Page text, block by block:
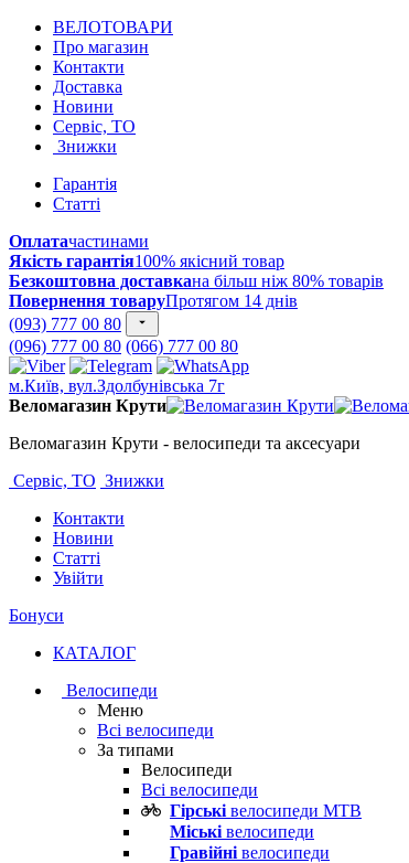
ВЕЛОТОВАРИ
Про магазин
Контакти
Доставка
Новини
Сервіс, ТО
Знижки
Гарантія
Статті
Оплатачастинами
Якість гарантія100% якісний товар
Безкоштовна доставкана більш ніж 80% товарів
Повернення товаруПротягом 14 днів
(093) 777 00 80
(096) 777 00 80 (066) 777 00 80
м.Київ, вул.Здолбунівська 7г
Веломагазин Крути
Веломагазин Крути - велосипеди та аксесуари
Сервіс, ТО Знижки
Контакти
Новини
Статті
Увійти
Бонуси
КАТАЛОГ
Велосипеди
Меню
Всі велосипеди
За типами
Велосипеди
Всі велосипеди
Гірські велосипеди MTB
Міські велосипеди
Гравійні велосипеди